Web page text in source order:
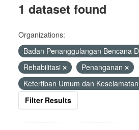
1 dataset found
Organizations:
Badan Penanggulangan Bencana
Rehabilitasi
Penanganan
Ketertiban Umum dan Keselamatan
Filter Results